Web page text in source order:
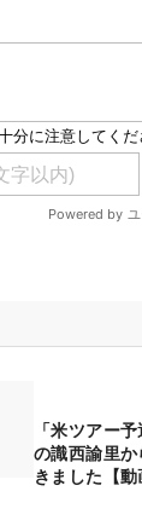
「米ツアー
の識西諭里
きました【動